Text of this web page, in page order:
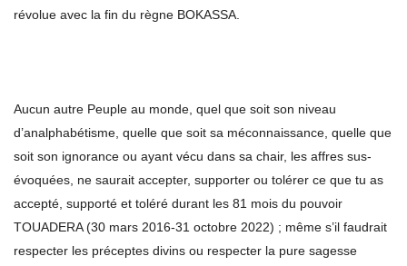
révolue avec la fin du règne BOKASSA.
Aucun autre Peuple au monde, quel que soit son niveau
d’analphabétisme, quelle que soit sa méconnaissance, quelle que
soit son ignorance ou ayant vécu dans sa chair, les affres sus-
évoquées, ne saurait accepter, supporter ou tolérer ce que tu as
accepté, supporté et toléré durant les 81 mois du pouvoir
TOUADERA (30 mars 2016-31 octobre 2022) ; même s’il faudrait
respecter les préceptes divins ou respecter la pure sagesse